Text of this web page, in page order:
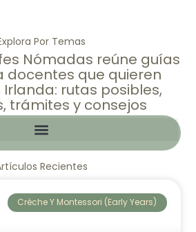
Por Temas
Nómadas reúne guías
docentes que quieren
rutas posibles,
trámites y consejos
Recientes
Crèche Y Montessori (Early Years)